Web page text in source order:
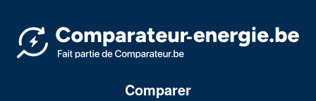
Comparer